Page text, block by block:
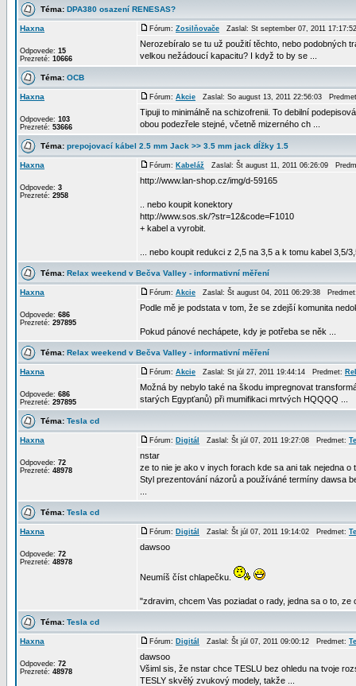
Téma: DPA380 osazení RENESAS?
Haxna
Odpovede: 15
Prezreté: 10666
Fórum: Zosilňovače Zaslal: St september 07, 2011
Nerozebíralo se tu už použití těchto, nebo podobných
velkou nežádoucí kapacitu? I když to by se ...
Téma: OCB
Haxna
Odpovede: 103
Prezreté: 53666
Fórum: Akcie Zaslal: So august 13, 2011 22:56:03
Tipuji to minimálně na schizofrenii. To debilní
obou podezřele stejné, včetně mizerného ch ...
Téma: prepojovací kábel 2.5 mm Jack >> 3.5 mm jack dĺžky 1.5
Haxna
Odpovede: 3
Prezreté: 2958
Fórum: Kabeláž Zaslal: Št august 11, 2011 06:26:09
http://www.lan-shop.cz/img/d-59165
.. nebo koupit konektory
http://www.sos.sk/?str=12&code=F1010
+ kabel a vyrobit.
... nebo koupit redukci z 2,5 na 3,5 a k tomu kabel 3,5/
Téma: Relax weekend v Bečva Valley - informativní měření
Haxna
Odpovede: 686
Prezreté: 297895
Fórum: Akcie Zaslal: Št august 04, 2011 06:29:38
Podle mě je podstata v tom, že se zdejší komunita
Pokud pánové nechápete, kdy je potřeba se něk ...
Téma: Relax weekend v Bečva Valley - informativní měření
Haxna
Odpovede: 686
Prezreté: 297895
Fórum: Akcie Zaslal: St júl 27, 2011 19:44:14 Predmet:
Možná by nebylo také na škodu impregnovat
starých Egypťanů) při mumifikaci mrtvých HQQQQ ...
Téma: Tesla cd
Haxna
Odpovede: 72
Prezreté: 48978
Fórum: Digitál Zaslal: Št júl 07, 2011 19:27:08 Predmet:
nstar
ze to nie je ako v inych forach kde sa ani tak nejedna o
Styl prezentování názorů a používáné termíny dawsa
Téma: Tesla cd
Haxna
Odpovede: 72
Prezreté: 48978
Fórum: Digitál Zaslal: Št júl 07, 2011 19:14:02 Predmet:
dawsoo
Neumíš číst chlapečku.
"zdravim, chcem Vas poziadat o rady, jedna sa o to,
Téma: Tesla cd
Haxna
Odpovede: 72
Prezreté: 48978
Fórum: Digitál Zaslal: Št júl 07, 2011 09:00:12 Predmet:
dawsoo
Všiml sis, že nstar chce TESLU bez ohledu na tvoje
TESLY skvělý zvukový modely, takže ...